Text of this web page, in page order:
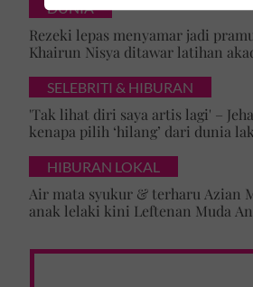
DUNIA
Rezeki lepas menyamar jadi
Khairun Nisya ditawar latihan
SELEBRITI & HIBURAN
'Tak lihat diri saya artis lagi' –
kenapa pilih ‘hilang’ dari dunia
HIBURAN LOKAL
Air mata syukur & terharu Azian
anak lelaki kini Leftenan Muda